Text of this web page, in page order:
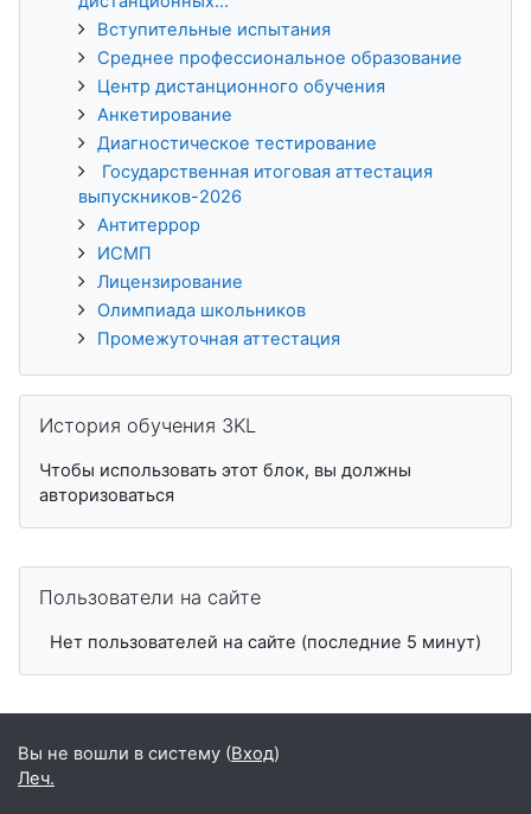
Вступительные испытания
Среднее профессиональное образование
Центр дистанционного обучения
Анкетирование
Диагностическое тестирование
Государственная итоговая аттестация
выпускников-2026
Антитеррор
ИСМП
Лицензирование
Олимпиада школьников
Промежуточная аттестация
История обучения 3KL
Чтобы использовать этот блок, вы должны
авторизоваться
Пользователи на сайте
Нет пользователей на сайте (последние 5 минут)
Вы не вошли в систему (Вход)
Леч.